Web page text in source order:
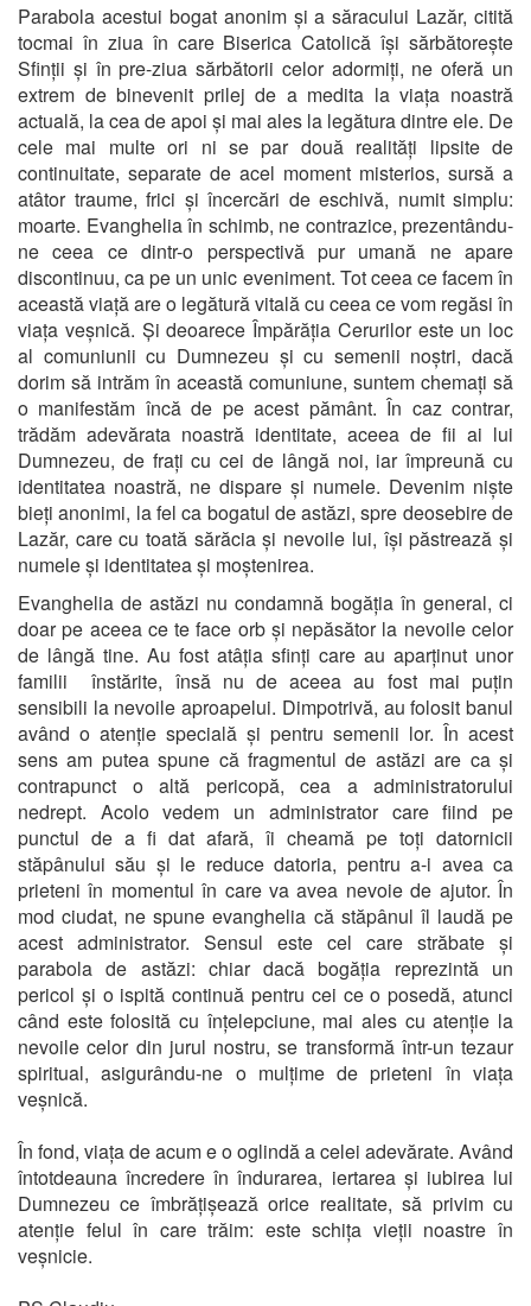
Parabola acestui bogat anonim și a săracului Lazăr, citită
tocmai în ziua în care Biserica Catolică își sărbătorește
Sfinții și în pre-ziua sărbătorii celor adormiți, ne oferă un
extrem de binevenit prilej de a medita la viața noastră
actuală, la cea de apoi și mai ales la legătura dintre ele. De
cele mai multe ori ni se par două realități lipsite de
continuitate, separate de acel moment misterios, sursă a
atâtor traume, frici și încercări de eschivă, numit simplu:
moarte. Evanghelia în schimb, ne contrazice, prezentându-
ne ceea ce dintr-o perspectivă pur umană ne apare
discontinuu, ca pe un unic eveniment. Tot ceea ce facem în
această viață are o legătură vitală cu ceea ce vom regăsi în
viața veșnică. Și deoarece Împărăția Cerurilor este un loc
al comuniunii cu Dumnezeu și cu semenii noștri, dacă
dorim să intrăm în această comuniune, suntem chemați să
o manifestăm încă de pe acest pământ. În caz contrar,
trădăm adevărata noastră identitate, aceea de fii ai lui
Dumnezeu, de frați cu cei de lângă noi, iar împreună cu
identitatea noastră, ne dispare și numele. Devenim niște
bieți anonimi, la fel ca bogatul de astăzi, spre deosebire de
Lazăr, care cu toată sărăcia și nevoile lui, își păstrează și
numele și identitatea și moștenirea.
Evanghelia de astăzi nu condamnă bogăția în general, ci
doar pe aceea ce te face orb și nepăsător la nevoile celor
de lângă tine. Au fost atâția sfinți care au aparținut unor
familii înstărite, însă nu de aceea au fost mai puțin
sensibili la nevoile aproapelui. Dimpotrivă, au folosit banul
având o atenție specială și pentru semenii lor. În acest
sens am putea spune că fragmentul de astăzi are ca și
contrapunct o altă pericopă, cea a administratorului
nedrept. Acolo vedem un administrator care fiind pe
punctul de a fi dat afară, îi cheamă pe toți datornicii
stăpânului său și le reduce datoria, pentru a-i avea ca
prieteni în momentul în care va avea nevoie de ajutor. În
mod ciudat, ne spune evanghelia că stăpânul îl laudă pe
acest administrator. Sensul este cel care străbate și
parabola de astăzi: chiar dacă bogăția reprezintă un
pericol și o ispită continuă pentru cei ce o posedă, atunci
când este folosită cu înțelepciune, mai ales cu atenție la
nevoile celor din jurul nostru, se transformă într-un tezaur
spiritual, asigurându-ne o mulțime de prieteni în viața
veșnică.
În fond, viața de acum e o oglindă a celei adevărate. Având
întotdeauna încredere în îndurarea, iertarea și iubirea lui
Dumnezeu ce îmbrățișează orice realitate, să privim cu
atenție felul în care trăim: este schița vieții noastre în
veșnicie.